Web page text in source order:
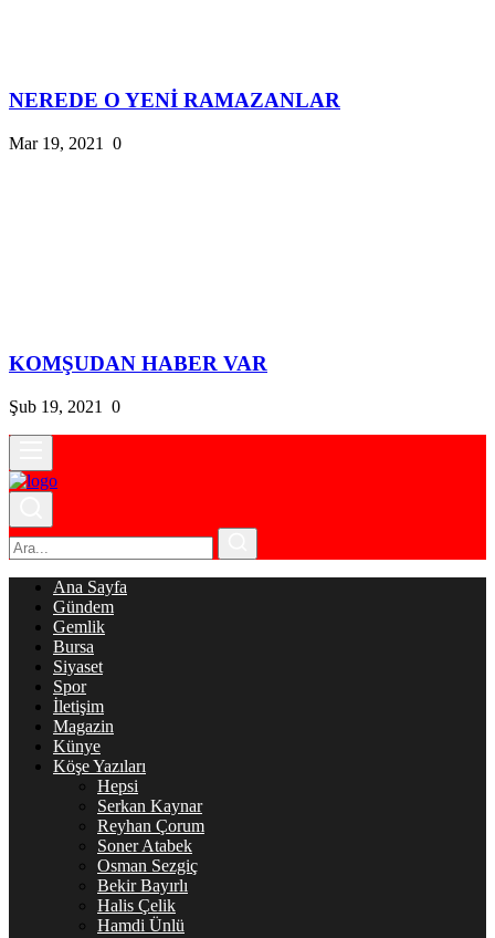
NEREDE O YENİ RAMAZANLAR
Mar 19, 2021 0
KOMŞUDAN HABER VAR
Şub 19, 2021 0
Ana Sayfa
Gündem
Gemlik
Bursa
Siyaset
Spor
İletişim
Magazin
Künye
Köşe Yazıları
Hepsi
Serkan Kaynar
Reyhan Çorum
Soner Atabek
Osman Sezgiç
Bekir Bayırlı
Halis Çelik
Hamdi Ünlü